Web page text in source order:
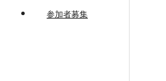
参加者募集